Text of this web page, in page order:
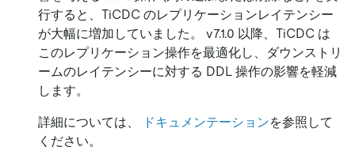
行すると、TiCDC のレプリケーションレイテンシー
が大幅に増加していました。 v7.1.0 以降、TiCDC は
このレプリケーション操作を最適化し、ダウンストリ
ームのレイテンシーに対する DDL 操作の影響を軽減
します。
詳細については、 ドキュメンテーションを参照して
ください。